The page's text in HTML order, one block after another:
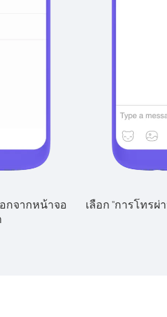
กจากหน้าจอ
เลือก "การโทรผ่